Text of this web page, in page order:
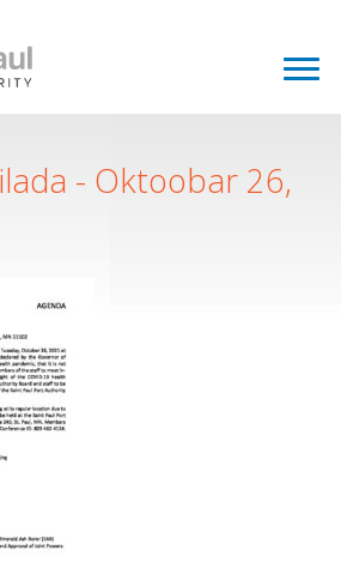
- Oktoobar 26,